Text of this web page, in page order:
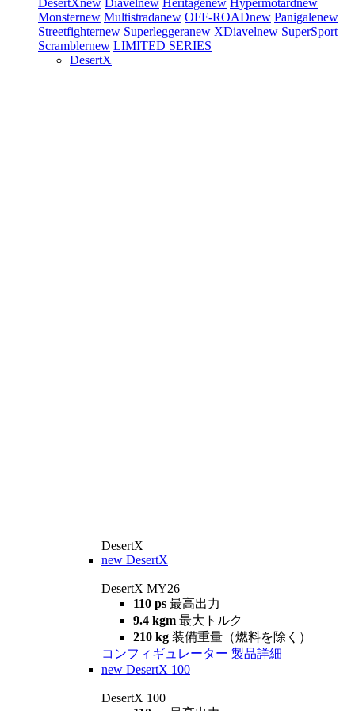
DesertXnew Diavelnew Heritagenew Hypermotardnew
Monsternew Multistradanew OFF-ROADnew Panigalenew
Streetfighternew Superleggeranew XDiavelnew SuperSport
Scramblernew LIMITED SERIES
DesertX
DesertX
new DesertX
DesertX MY26
110 ps 最高出力
9.4 kgm 最大トルク
210 kg 装備重量（燃料を除く）
コンフィギュレーター 製品詳細
new DesertX 100
DesertX 100